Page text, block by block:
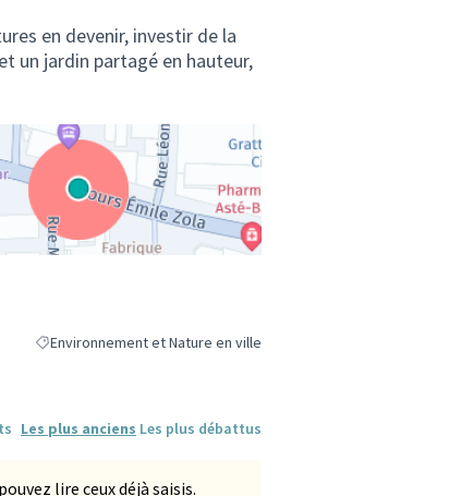
en devenir, investir de la
un jardin partagé en hauteur,
Filtrer les résultats de la catégorie : Environnement et Nature en ville
Environnement et Nature en ville
Les plus anciens Les plus débattus
lire ceux déjà saisis.